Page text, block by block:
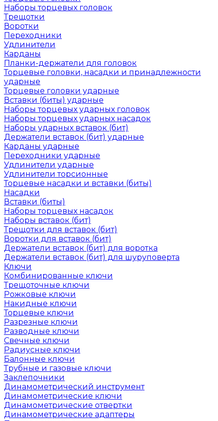
Наборы торцевых головок
Трещотки
Воротки
Переходники
Удлинители
Карданы
Планки-держатели для головок
Торцевые головки, насадки и принадлежности
ударные
Торцевые головки ударные
Вставки (биты) ударные
Наборы торцевых ударных головок
Наборы торцевых ударных насадок
Наборы ударных вставок (бит)
Держатели вставок (бит) ударные
Карданы ударные
Переходники ударные
Удлинители ударные
Удлинители торсионные
Торцевые насадки и вставки (биты)
Насадки
Вставки (биты)
Наборы торцевых насадок
Наборы вставок (бит)
Трещотки для вставок (бит)
Воротки для вставок (бит)
Держатели вставок (бит) для воротка
Держатели вставок (бит) для шуруповерта
Ключи
Комбинированные ключи
Трещоточные ключи
Рожковые ключи
Накидные ключи
Торцевые ключи
Разрезные ключи
Разводные ключи
Свечные ключи
Радиусные ключи
Балонные ключи
Трубные и газовые ключи
Заклепочники
Динамометрический инструмент
Динамометрические ключи
Динамометрические отвертки
Динамометрические адаптеры